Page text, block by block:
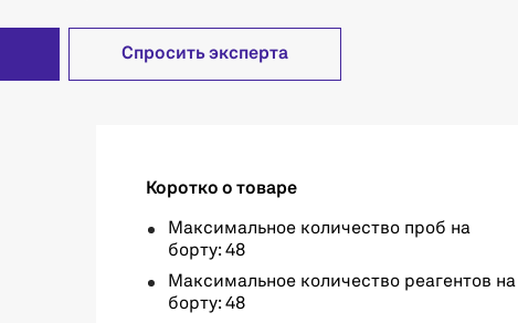
Спросить эксперта
Коротко о товаре
Максимальное количество проб на
борту: 48
Максимальное количество реагентов на
борту: 48